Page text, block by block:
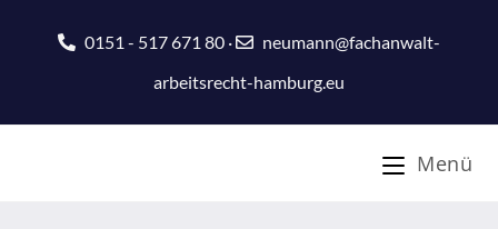
0151 - 517 671 80 ·
neumann@fachanwalt-
arbeitsrecht-hamburg.eu
Menü